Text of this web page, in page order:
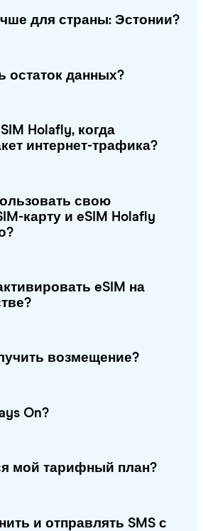
для страны: Эстонии?
остаток данных?
Holafly, когда
интернет-трафика?
свою
карту и eSIM Holafly
eSIM на
возмещение?
On?
мой тарифный план?
и отправлять SMS с